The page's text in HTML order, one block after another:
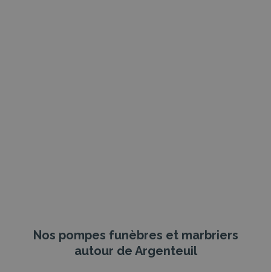
Nos pompes funèbres et marbriers
autour de Argenteuil